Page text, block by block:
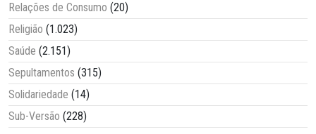
Relações de Consumo (20)
Religião (1.023)
Saúde (2.151)
Sepultamentos (315)
Solidariedade (14)
Sub-Versão (228)